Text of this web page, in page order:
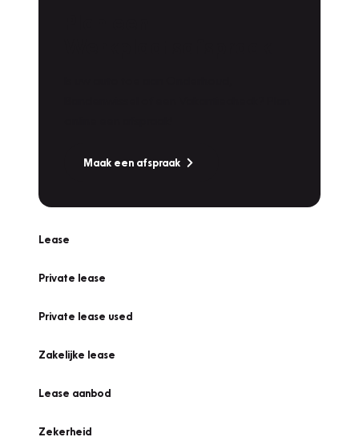
Maak een afspraak
Lease
Private lease
Private lease used
Zakelijke lease
Lease aanbod
Zekerheid